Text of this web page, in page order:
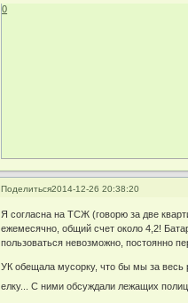
0
Поделиться2014-12-26 20:38:20
Я согласна на ТСЖ (говорю за две
ежемесячно, общий счет около 4,2!
пользоваться невозможно, постоянно
УК обещала мусорку, что бы мы за весь
елку... С ними обсуждали лежащих